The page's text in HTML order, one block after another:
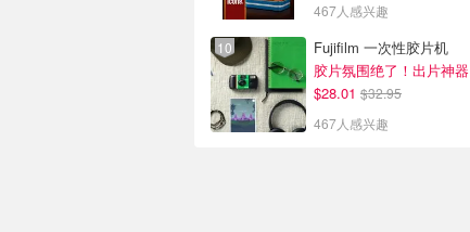
467人感兴趣
Fujifilm 一次性胶片机
胶片氛围绝了！出片神器
$28.01 $32.95
467人感兴趣